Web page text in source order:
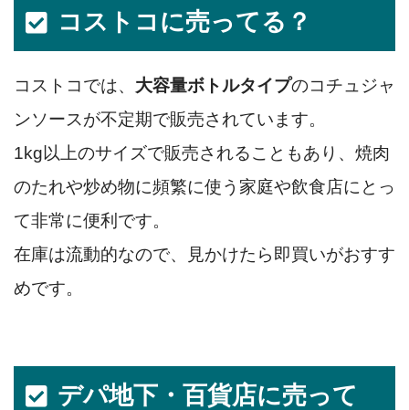
コストコに売ってる？
コストコでは、 大容量ボトルタイプのコチュジャ
ンソースが不定期で販売されています。
1kg以上のサイズで販売されることもあり、焼肉
のたれや炒め物に頻繁に使う家庭や飲食店にとっ
て非常に便利です。
在庫は流動的なので、見かけたら即買いがおすす
めです。
デパ地下・百貨店に売って